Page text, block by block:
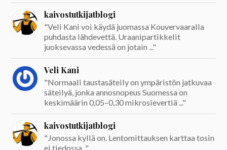
kaivostutkijatblogi
"Veli Kani voi käydä juomassa Kouvervaaralla
puhdasta lähdevettä. Uraanipartikkelit
juoksevassa vedessä on jotain ..."
Veli Kani
"Normaali taustasäteily on ympäristön jatkuvaa
säteilyä, jonka annosnopeus Suomessa on
keskimäärin 0,05–0,30 mikrosievertiä ..."
kaivostutkijatblogi
"Jonossa kyllä on. Lentomittauksen karttaa tosin
ei tiedossa. "